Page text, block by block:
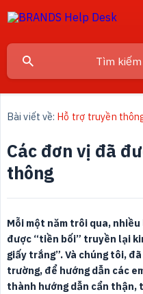
Bài viết về: Hỗ trợ truyền
Các đơn vị đã
thông
Mỗi một năm trôi qua,
được “tiền bối” truyền lại
giấy trắng”. Và chúng tôi,
trường, để hướng dẫn các
thành hướng dẫn cẩn thận,